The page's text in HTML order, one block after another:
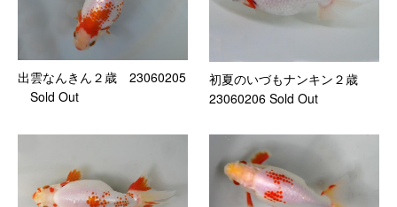
出雲なんきん２歳 23060205
Sold Out
初夏のいづもナンキン２歳
23060206 Sold Out